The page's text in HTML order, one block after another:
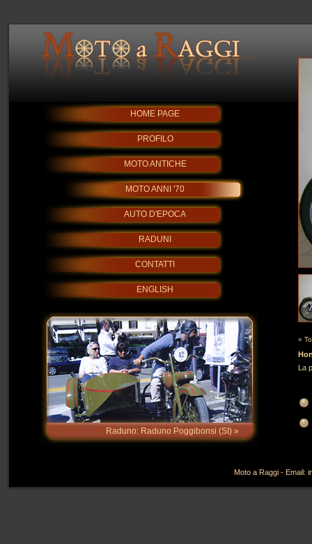
HOME PAGE
PROFILO
MOTO ANTICHE
MOTO ANNI '70
AUTO D'EPOCA
RADUNI
CONTATTI
ENGLISH
Raduno: Raduno Poggibonsi (SI) »
«
La
Moto a Raggi - Email: